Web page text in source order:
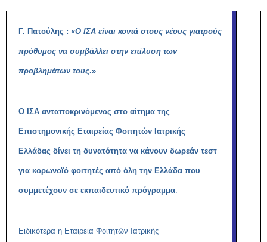
Γ. Πατούλης : «Ο ΙΣΑ είναι κοντά στους νέους γιατρούς
πρόθυμος να συμβάλλει στην επίλυση των
προβλημάτων τους.»
Ο ΙΣΑ ανταποκρινόμενος στο αίτημα της
Επιστημονικής Εταιρείας Φοιτητών Ιατρικής
Ελλάδας δίνει τη δυνατότητα να κάνουν δωρεάν τεστ
για κορωνοϊό φοιτητές από όλη την Ελλάδα που
συμμετέχουν σε εκπαιδευτικό πρόγραμμα.
Ειδικότερα η Εταιρεία Φοιτητών Ιατρικής